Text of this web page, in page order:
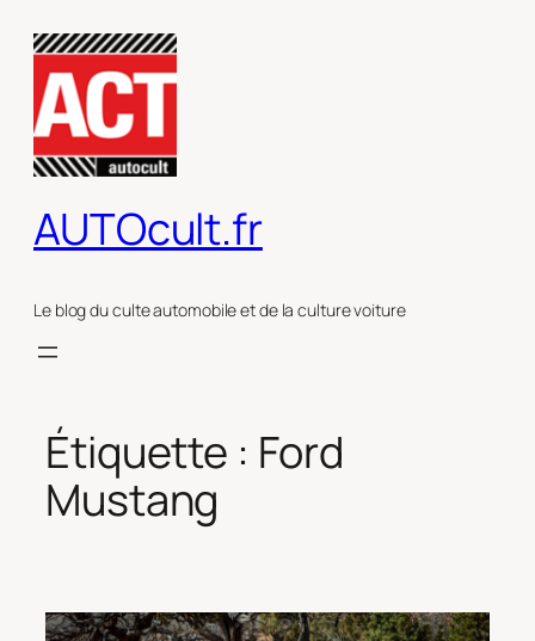
contenu
AUTOcult.fr
Le blog du culte automobile et de la culture voiture
Étiquette : Ford
Mustang